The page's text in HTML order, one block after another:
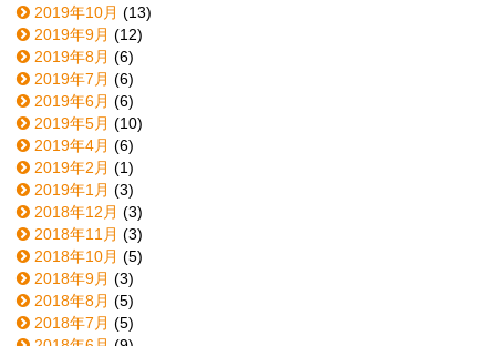
2019年10月 (13)
2019年9月 (12)
2019年8月 (6)
2019年7月 (6)
2019年6月 (6)
2019年5月 (10)
2019年4月 (6)
2019年2月 (1)
2019年1月 (3)
2018年12月 (3)
2018年11月 (3)
2018年10月 (5)
2018年9月 (3)
2018年8月 (5)
2018年7月 (5)